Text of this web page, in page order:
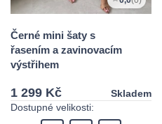
Černé mini šaty s
řasením a zavinovacím
výstřihem
1 299 Kč
Skladem
Dostupné velikosti: